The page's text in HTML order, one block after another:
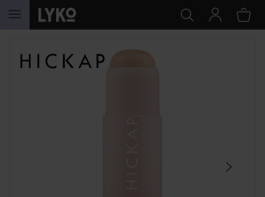
HOPPA TILL INNEHÅLLET
HOPPA ÖVER SEKTIONEN